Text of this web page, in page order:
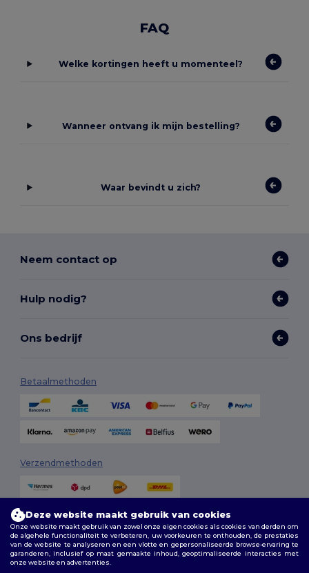
FAQ
Welke kortingen heeft u momenteel?
Wanneer ontvang ik mijn bestelling?
Waar bevindt u zich?
Neem contact op
Hulp nodig?
Ons bedrijf
Betaalmethoden
Verzendmethoden
Volg ons
Deze website maakt gebruik van cookies
Onze website maakt gebruik van zowel onze eigen cookies als cookies van derden om
de algehele functionaliteit te verbeteren, uw voorkeuren te onthouden, de prestaties
van de website te analyseren en een vlotte en gepersonaliseerde browse-ervaring te
garanderen, inclusief op maat gemaakte inhoud, geoptimaliseerde interacties met
onze website en advertenties.